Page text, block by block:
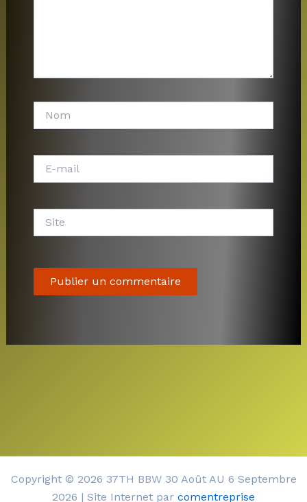
mail
Copyright © 2026 37TH BBW 30 Août AU 6 Septembre
2026 | Site Internet par comentreprise